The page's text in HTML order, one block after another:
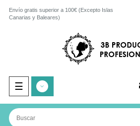
Envío gratis superior a 100€ (Excepto Islas
Canarias y Baleares)
Navegación
de
palanca
☰